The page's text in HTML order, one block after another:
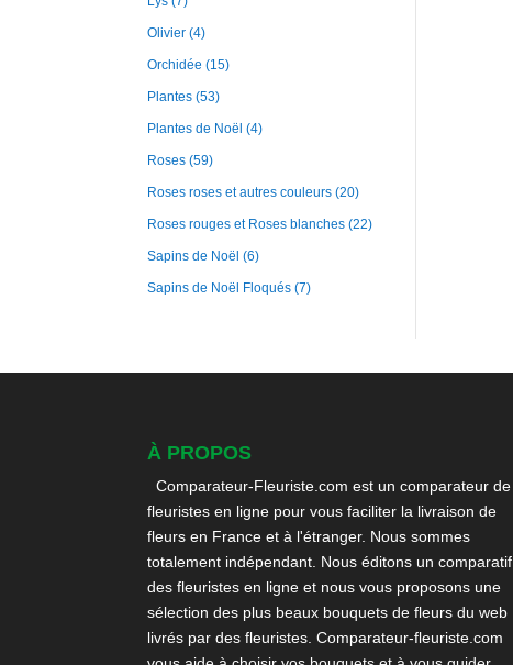
Olivier (4)
Orchidée (15)
Plantes (53)
Plantes de Noël (4)
Roses (59)
Roses roses et autres couleurs (20)
Roses rouges et Roses blanches (22)
Sapins de Noël (6)
Sapins de Noël Floqués (7)
À PROPOS
Comparateur-Fleuriste.com est un comparateur de
fleuristes en ligne pour vous faciliter la livraison de
fleurs en France et à l'étranger. Nous sommes
totalement indépendant. Nous éditons un comparatif
des fleuristes en ligne et nous vous proposons une
sélection des plus beaux bouquets de fleurs du web
livrés par des fleuristes. Comparateur-fleuriste.com